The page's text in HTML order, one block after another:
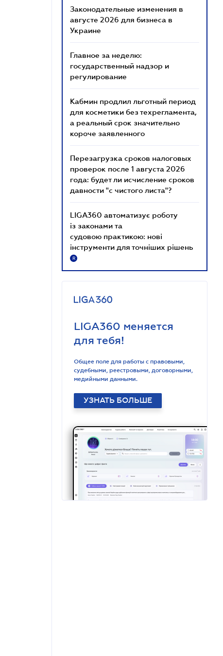
Законодательные изменения в
августе 2026 для бизнеса в
Украине
Главное за неделю:
государственный надзор и
регулирование
Кабмин продлил льготный период
для косметики без техрегламента,
а реальный срок значительно
короче заявленного
Перезагрузка сроков налоговых
проверок после 1 августа 2026
года: будет ли исчисление сроков
давности "с чистого листа"?
LIGA360 автоматизує роботу
із законами та
судовою практикою: нові
інструменти для точніших рішень
R
LIGA360 меняется
для тебя!
Общее поле для работы с правовыми,
судебными, реестровыми, договорными,
медийными данными.
УЗНАТЬ БОЛЬШЕ